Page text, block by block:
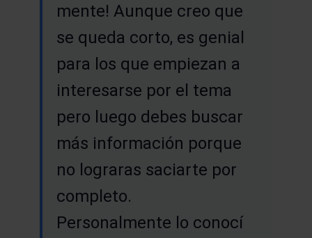
mente! Aunque creo que
se queda corto, es genial
para los que empiezan a
interesarse por el tema
pero luego debes buscar
más información porque
no lograras saciarte por
completo.
Personalmente lo conocí